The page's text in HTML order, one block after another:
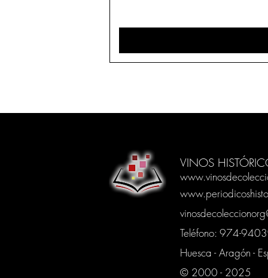
VINOS
Teléfono: 974-
Huesca - Aragón -
© 2000 - 2025